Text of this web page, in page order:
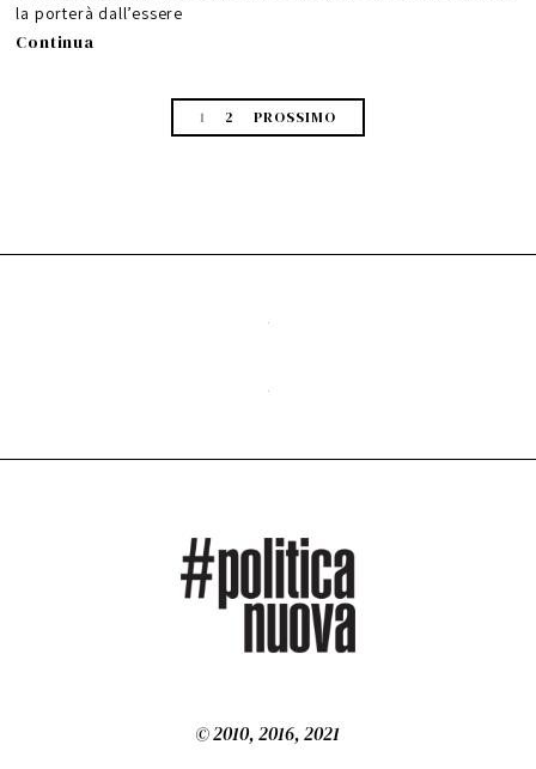
la porterà dall’essere
Continua
1 2 PROSSIMO
© 2010, 2016, 2021